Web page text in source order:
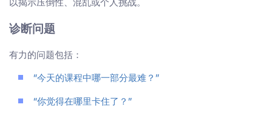
以揭示压倒性、混乱或个人挑战。
诊断问题
有力的问题包括：
“今天的课程中哪一部分最难？”
“你觉得在哪里卡住了？”